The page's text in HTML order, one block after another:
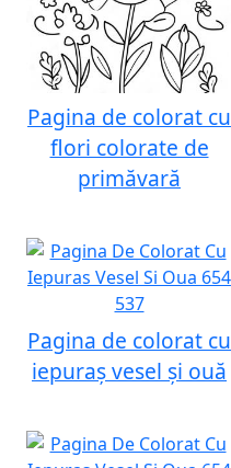
Pagina de colorat cu
flori colorate de
primăvară
Pagina de colorat cu
iepuraș vesel și ouă